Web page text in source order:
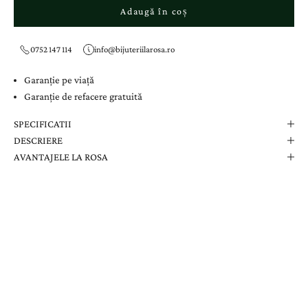
Adaugă în coș
0752 147 114 info@bijuteriilarosa.ro
Garanție pe viață
Garanție de refacere gratuită
SPECIFICATII
DESCRIERE
AVANTAJELE LA ROSA